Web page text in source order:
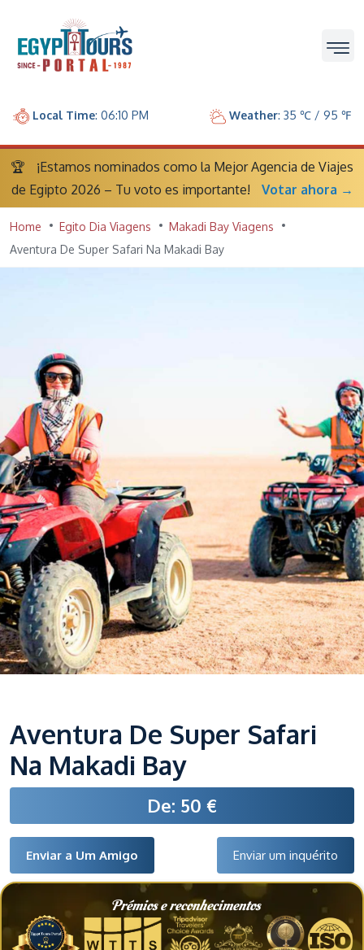
Local Time: 06:10 PM Weather: 35 ℃ / 95 ℉
🏆
¡Estamos nominados como la Mejor Agencia de Viajes
de Egipto 2026 – Tu voto es importante!
Votar ahora →
Home Egito Dia Viagens
Makadi Bay Viagens
Aventura De Super Safari Na Makadi Bay
Aventura De Super Safari
Na Makadi Bay
De: 50 €
Enviar a Um Amigo Enviar um inquérito
Prémios e reconhecimentos